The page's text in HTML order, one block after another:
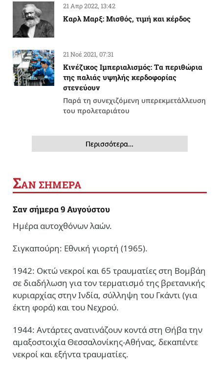
21 Απρ 2022, 13:42
Καρλ Μαρξ: Μισθός, τιμή και κέρδος
21 Νοέ 2021, 07:31
Κινέζικος Ιμπεριαλισμός: Tα περιθώρια
της παλιάς υψηλής κερδοφορίας
στενεύουν
Παρά τη συνεχιζόμενη υπερεκμετάλλευση
του προλεταριάτου
Περισσότερα…
ΣΑΝ ΣΗΜΕΡΑ
Σαν σήμερα 9 Αυγούστου
Ημέρα αυτοχθόνων λαών.
Σιγκαπούρη: Εθνική γιορτή (1965).
1942: Οκτώ νεκροί και 65 τραυματίες στη Βομβάη
σε διαδήλωση για τον τερματισμό της βρετανικής
κυριαρχίας στην Ινδία, σύλληψη του Γκάντι (για
έκτη φορά) και του Νεχρού.
1944: Αντάρτες ανατινάζουν κοντά στη Θήβα την
αμαξοστοιχία Θεσσαλονίκης-Αθήνας, δεκαπέντε
νεκροί και εξήντα τραυματίες.